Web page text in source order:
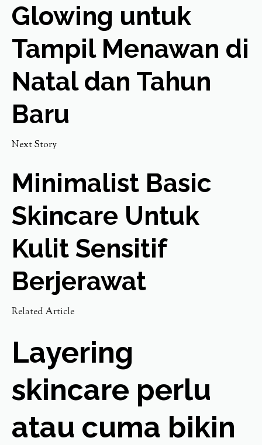
Glowing untuk
Tampil Menawan di
Natal dan Tahun
Baru
Next Story
Minimalist Basic
Skincare Untuk
Kulit Sensitif
Berjerawat
Related Article
Layering
skincare perlu
atau cuma bikin